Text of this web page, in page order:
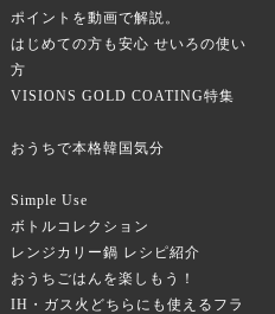
ポイントを動画で解説。
はじめての方も安心 せいろの使い
方
VISIONS GOLD COATING特集
おうちで本格韓国気分
Simple Use
ボトルコレクション
レンジカリー鍋 レシピ紹介
おうちごはんを楽しもう！
IH・ガス火どちらにも使えるフラ